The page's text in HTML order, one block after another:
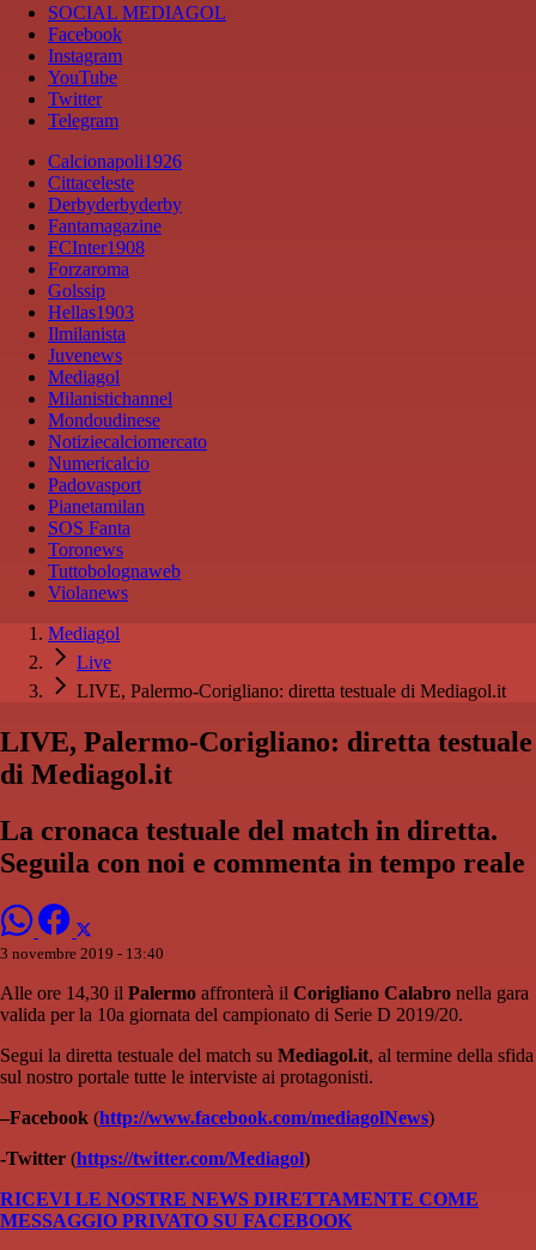
SOCIAL MEDIAGOL
Facebook
Instagram
YouTube
Twitter
Telegram
Calcionapoli1926
Cittaceleste
Derbyderbyderby
Fantamagazine
FCInter1908
Forzaroma
Golssip
Hellas1903
Ilmilanista
Juvenews
Mediagol
Milanistichannel
Mondoudinese
Notiziecalciomercato
Numericalcio
Padovasport
Pianetamilan
SOS Fanta
Toronews
Tuttobolognaweb
Violanews
Mediagol
Live
LIVE, Palermo-Corigliano: diretta testuale di Mediagol.it
LIVE, Palermo-Corigliano: diretta testuale
di Mediagol.it
La cronaca testuale del match in diretta.
Seguila con noi e commenta in tempo reale
3 novembre 2019 - 13:40
Alle ore 14,30 il Palermo affronterà il Corigliano Calabro nella gara
valida per la 10a giornata del campionato di Serie D 2019/20.
Segui la diretta testuale del match su Mediagol.it, al termine della sfida
sul nostro portale tutte le interviste ai protagonisti.
–Facebook (http://www.facebook.com/mediagolNews)
-Twitter (https://twitter.com/Mediagol)
RICEVI LE NOSTRE NEWS DIRETTAMENTE COME
MESSAGGIO PRIVATO SU FACEBOOK